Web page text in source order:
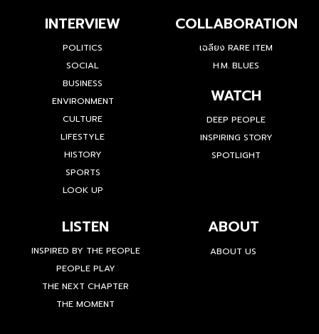
INTERVIEW
POLITICS
SOCIAL
BUSINESS
ENVIRONMENT
CULTURE
LIFESTYLE
HISTORY
SPORTS
LOOK UP
COLLABORATION
เฉลียง RARE ITEM
H.M. BLUES
WATCH
DEEP PEOPLE
INSPIRING STORY
SPOTLIGHT
LISTEN
INSPIRED BY THE PEOPLE
PEOPLE PLAY
THE NEXT CHAPTER
THE MOMENT
ABOUT
ABOUT US